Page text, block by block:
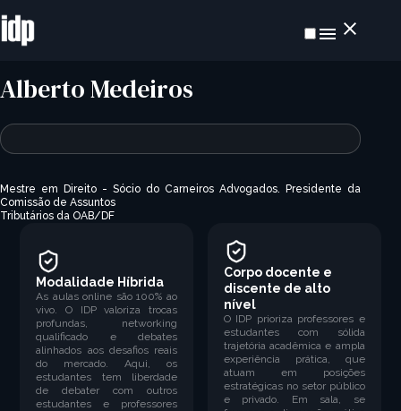
Alberto Medeiros
Mestre em Direito - Sócio do Carneiros Advogados. Presidente da
Comissão de Assuntos
Tributários da OAB/DF
Modalidade Híbrida
As aulas online são 100% ao
vivo. O IDP valoriza trocas
profundas, networking
qualificado e debates
alinhados aos desafios reais
do mercado. Aqui, os
estudantes tem liberdade
de debater com outros
estudantes e professores
Corpo docente e
discente de alto
nível
O IDP prioriza professores e
estudantes com sólida
trajetória acadêmica e ampla
experiência prática, que
atuam em posições
estratégicas no setor público
e privado. Em sala, se